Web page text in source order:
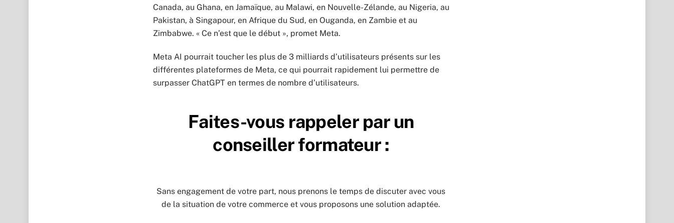
Canada, au Ghana, en Jamaïque, au Malawi, en Nouvelle-Zélande, au Nigeria, au
Pakistan, à Singapour, en Afrique du Sud, en Ouganda, en Zambie et au
Zimbabwe. « Ce n’est que le début », promet Meta.
Meta AI pourrait toucher les plus de 3 milliards d’utilisateurs présents sur les
différentes plateformes de Meta, ce qui pourrait rapidement lui permettre de
surpasser ChatGPT en termes de nombre d’utilisateurs.
Faites-vous rappeler par un
conseiller formateur :
Sans engagement de votre part, nous prenons le temps de discuter avec vous
de la situation de votre commerce et vous proposons une solution adaptée.